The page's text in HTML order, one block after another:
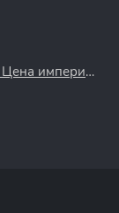
Вторая мировая война: Цена империи (2015)